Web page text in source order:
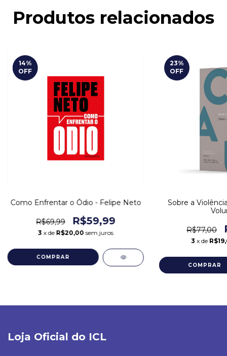
Produtos relacionados
14%
OFF
Como Enfrentar o Ódio - Felipe Neto
R$69,99 R$59,99
3 x de R$20,00 sem juros
23%
OFF
Sobre a
R$77,00
3 x de
Loja Oficial do ICL